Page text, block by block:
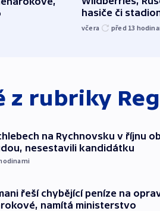
hasiče či
včera před 13
z rubriky
na Rychnovsku v říjnu
nesestavili kandidátku
řeší chybějící peníze na
namítá ministerstvo